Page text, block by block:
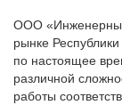
ООО
рынке
по настоящее
различной
работы